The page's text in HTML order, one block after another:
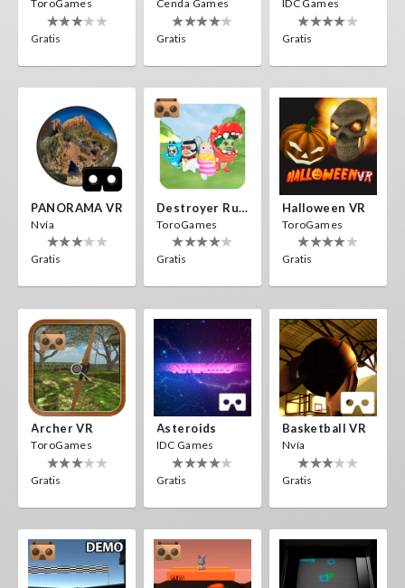
ToroGames
Gratis
Cenda Games
Gratis
IDC Games
Gratis
PANORAMA VR
Nvía
Gratis
Destroyer Run VR
ToroGames
Gratis
Halloween VR
ToroGames
Gratis
Archer VR
ToroGames
Gratis
Asteroids
IDC Games
Gratis
Basketball VR
Nvía
Gratis